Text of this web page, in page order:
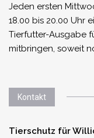
Jeden ersten
18.00 bis 20.00 Uhr
Tierfutter-Ausgabe
mitbringen, soweit
Kontakt
Tierschutz für